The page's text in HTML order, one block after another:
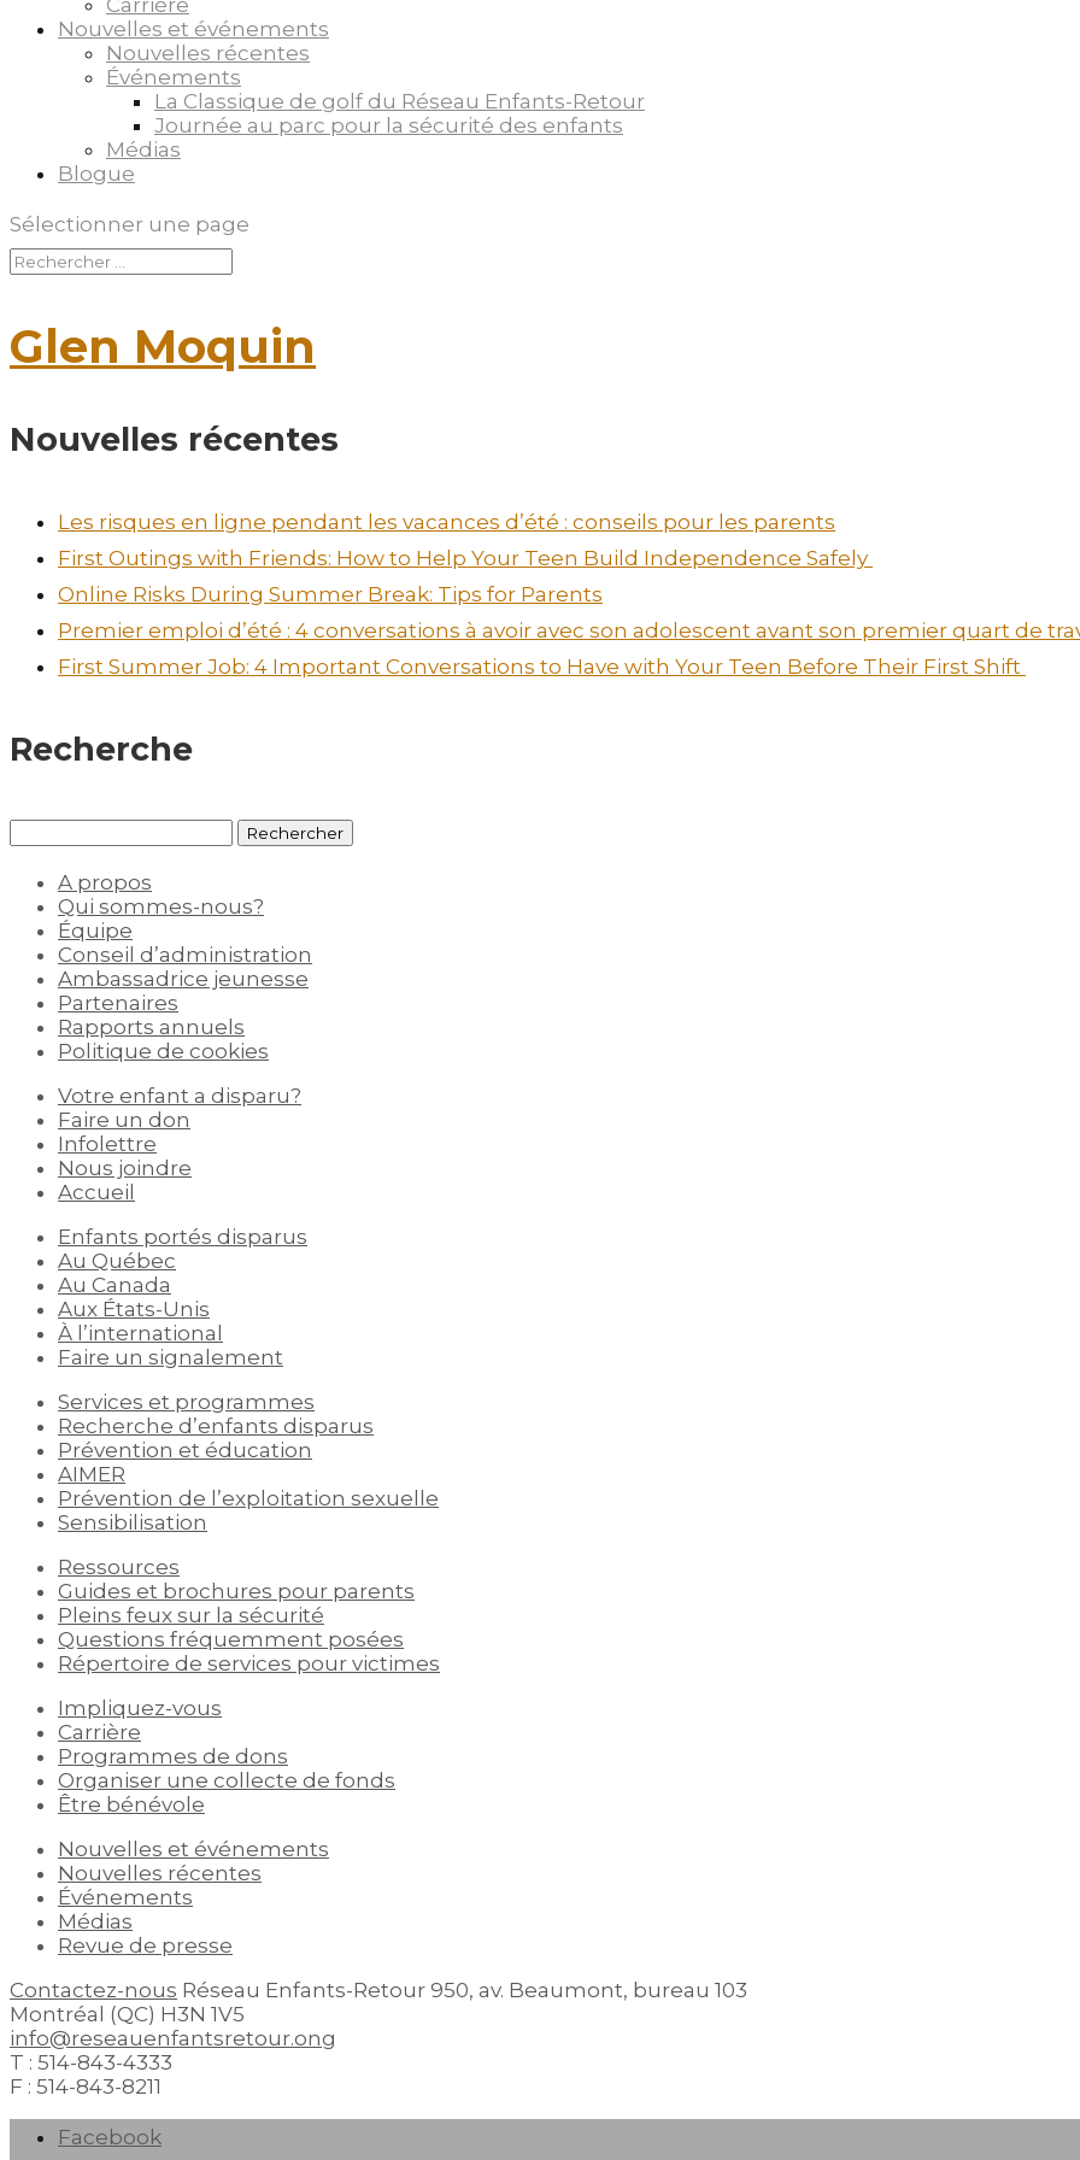
Carrière
Nouvelles et événements
Nouvelles récentes
Événements
La Classique de golf du Réseau Enfants-Retour
Journée au parc pour la sécurité des enfants
Médias
Blogue
Sélectionner une page
Glen Moquin
Nouvelles récentes
Les risques en ligne pendant les vacances d’été : conseils pour les parents
First Outings with Friends: How to Help Your Teen Build Independence Safely
Online Risks During Summer Break: Tips for Parents
Premier emploi d’été : 4 conversations à avoir avec son adolescent avant son premier quart de
First Summer Job: 4 Important Conversations to Have with Your Teen Before Their First Shift
Recherche
A propos
Qui sommes-nous?
Équipe
Conseil d’administration
Ambassadrice jeunesse
Partenaires
Rapports annuels
Politique de cookies
Votre enfant a disparu?
Faire un don
Infolettre
Nous joindre
Accueil
Enfants portés disparus
Au Québec
Au Canada
Aux États-Unis
À l’international
Faire un signalement
Services et programmes
Recherche d’enfants disparus
Prévention et éducation
AIMER
Prévention de l’exploitation sexuelle
Sensibilisation
Ressources
Guides et brochures pour parents
Pleins feux sur la sécurité
Questions fréquemment posées
Répertoire de services pour victimes
Impliquez-vous
Carrière
Programmes de dons
Organiser une collecte de fonds
Être bénévole
Nouvelles et événements
Nouvelles récentes
Événements
Médias
Revue de presse
Contactez-nous Réseau Enfants-Retour 950, av. Beaumont, bureau 103
Montréal (QC) H3N 1V5
info@reseauenfantsretour.ong
T : 514-843-4333
F : 514-843-8211
Facebook